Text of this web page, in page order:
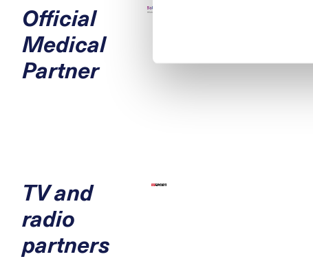
Official
Medical
Partner
TV and
radio
partners